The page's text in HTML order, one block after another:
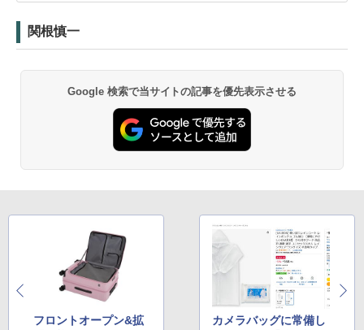
関根慎一
Google 検索で当サイトの記事を優先表示させる
フロントオープン&拡
カメラバッグに常備し